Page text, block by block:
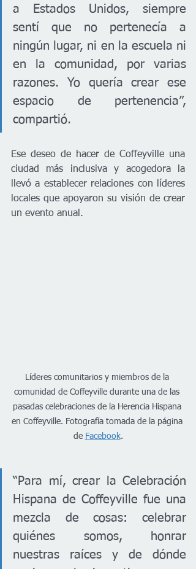
a Estados Unidos, siempre
sentí que no pertenecía a
ningún lugar, ni en la escuela ni
en la comunidad, por varias
razones. Yo quería crear ese
espacio de pertenencia”,
compartió.
Ese deseo de hacer de Coffeyville una
ciudad más inclusiva y acogedora la
llevó a establecer relaciones con líderes
locales que apoyaron su visión de crear
un evento anual.
Líderes comunitarios y miembros de la
comunidad de Coffeyville durante una de las
pasadas celebraciones de la Herencia Hispana
en Coffeyville. Fotografía tomada de la página
de Facebook.
“Para mí, crear la Celebración
Hispana de Coffeyville fue una
mezcla de cosas: celebrar
quiénes somos, honrar
nuestras raíces y de dónde